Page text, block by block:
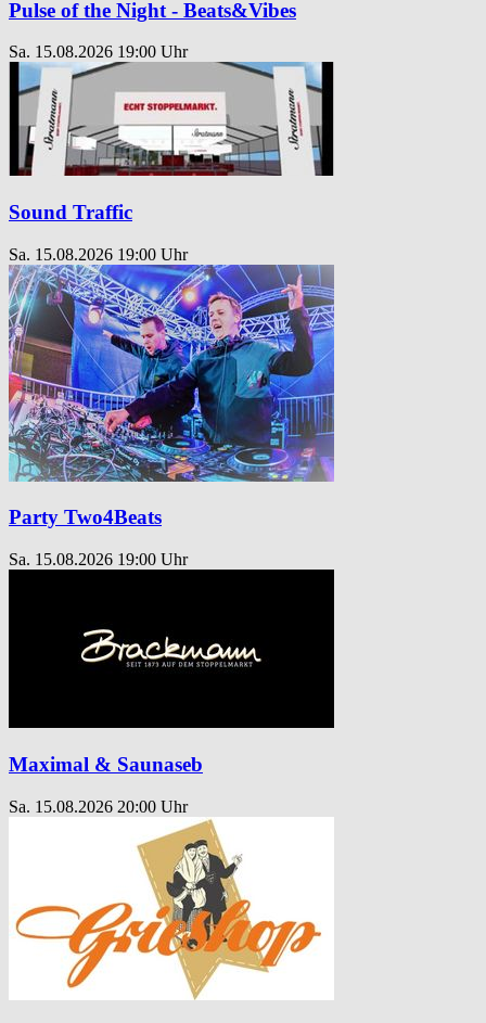
Pulse of the Night - Beats&Vibes
Sa. 15.08.2026 19:00 Uhr
Sound Traffic
Sa. 15.08.2026 19:00 Uhr
Party Two4Beats
Sa. 15.08.2026 19:00 Uhr
Maximal & Saunaseb
Sa. 15.08.2026 20:00 Uhr